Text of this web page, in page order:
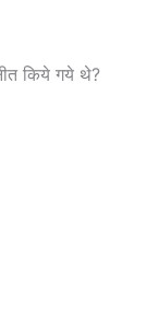
किये गये थे?